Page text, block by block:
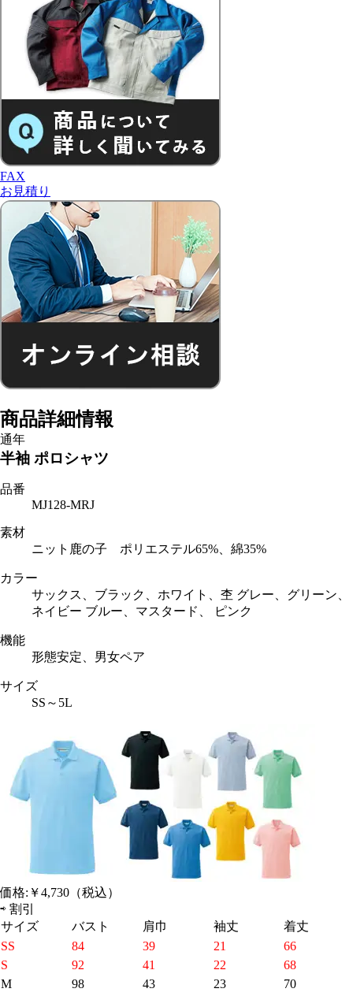
FAX
お見積り
商品詳細情報
通年
半袖 ポロシャツ
品番
MJ128-MRJ
素材
ニット鹿の子 ポリエステル65%、綿35%
カラー
サックス、ブラック、ホワイト、杢 グレー、グリーン、
ネイビー ブルー、マスタード、 ピンク
機能
形態安定、男女ペア
サイズ
SS～5L
価格: ￥4,730 （税込）
⇨ 割引
サイズ
バスト 肩巾 袖丈
着丈
SS
84 39 21
66
S
92 41 22
68
M
98 43 23
70